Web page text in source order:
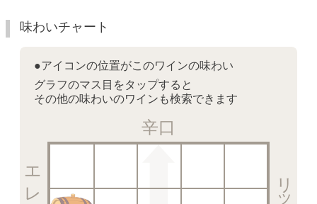
味わいチャート
●アイコンの位置がこのワインの味わい
グラフのマス目をタップすると
その他の味わいのワインも検索できます
辛口